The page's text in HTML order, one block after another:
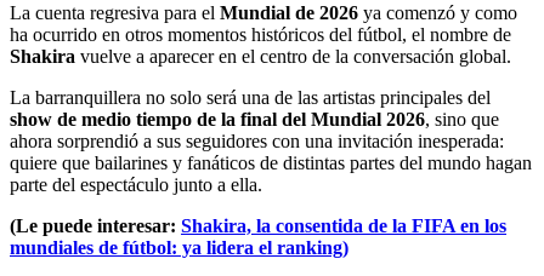
La cuenta regresiva para el Mundial de 2026 ya comenzó y como
ha ocurrido en otros momentos históricos del fútbol, el nombre de
Shakira vuelve a aparecer en el centro de la conversación global.
La barranquillera no solo será una de las artistas principales del
show de medio tiempo de la final del Mundial 2026, sino que
ahora sorprendió a sus seguidores con una invitación inesperada:
quiere que bailarines y fanáticos de distintas partes del mundo hagan
parte del espectáculo junto a ella.
(Le puede interesar: Shakira, la consentida de la FIFA en los
mundiales de fútbol: ya lidera el ranking)